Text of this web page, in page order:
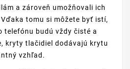
a zároveň umožňovali ich
tomu si môžete byť istí,
telefónu budú vždy čisté a
kryty tlačidiel dodávajú krytu
vzhľad.